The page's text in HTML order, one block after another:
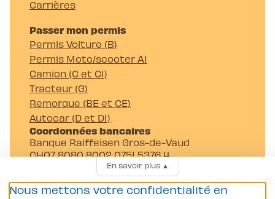
Carrières
Passer mon permis
Permis Voiture (B)
Permis Moto/scooter A1
Camion (C et C1)
Tracteur (G)
Remorque (BE et CE)
Autocar (D et D1)
Coordonnées bancaires
Banque Raiffeisen Gros-de-Vaud
CH07 8080 8002 0751 5376 4
Auto-Moto-Ecole Pittet SA
Av. Juste-Olivier 23 1006 Lausanne
En savoir plus▲
Nous mettons votre confidentialité en